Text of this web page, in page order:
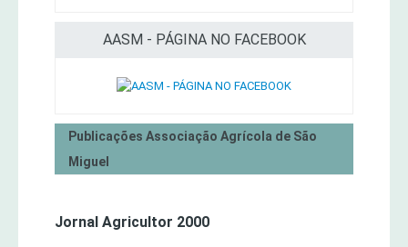
AASM - PÁGINA NO FACEBOOK
Publicações Associação Agrícola de São
Miguel
Jornal Agricultor 2000